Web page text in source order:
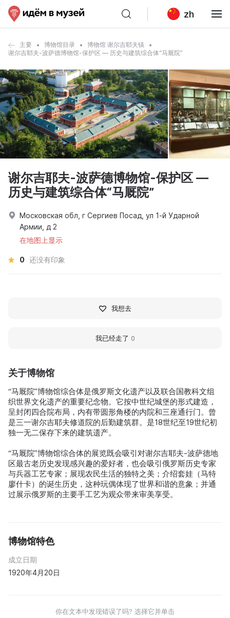
zh
主要 博物馆目录
博物馆 谢尔吉耶夫镇
谢尔吉耶夫-波萨德博物馆-保护区 — 历史与建筑综合体“马厩院”
关于博物馆
“马厩院”博物馆综合体是俄罗斯文化遗产以及联合国教科文组
织世界文化遗产的重要纪念物。它按中世纪城堡的形式建造，
呈封闭四合院布局，内有带圆形角楼的内院和三座通行门。曾
是三一谢尔吉耶夫修道院的后勤建筑群。是18世纪至19世纪初
独一无二保存下来的建筑遗产。
“马厩院”博物馆综合体的展览既会吸引对谢尔吉耶夫-波萨德地
区最古老历史发现感兴趣的爱好者，也会吸引俄罗斯历史专家
与兵器工艺专家；展现农民生活的独特之美；介绍套娃（马特
廖什卡）的诞生历史，这种玩偶体现了世界和谐的意象；并通
过展示俄罗斯的主要手工艺为观众带来审美享受。
博物馆特色
成立日期
1920年4月20日
你在文本中发现错误了吗? 选择它并单击
谢尔吉耶夫-波萨德博物馆-保护区 —
历史与建筑综合体“马厩院”
Московская обл, г Сергиев Посад, ул 1-й Ударной
Армии, д 2
在地图上显示
0 还没有印象
我想去
我已经走了 0